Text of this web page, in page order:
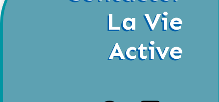
La Vie
Active